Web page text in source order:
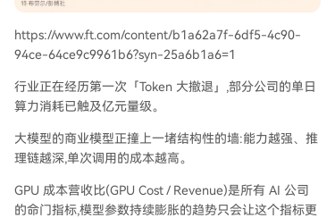
https://www.ft.com/content/b1a62a7f-6df5-4c90-
94ce-64ce9c9961b6?syn-25a6b1a6=1
行业正在经历第一次「Token 大撤退」,部分公司的单日
算力消耗已触及亿元量级。
大模型的商业模型正撞上一堵结构性的墙:能力越强、推
理链越深,单次调用的成本越高。
GPU 成本营收比(GPU Cost / Revenue)是所有 AI 公司
的命门指标,模型参数持续膨胀的趋势只会让这个指标更